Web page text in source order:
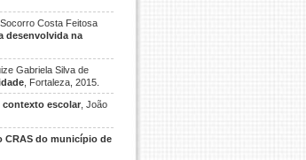
Costa Feitosa
desenvolvida na
Gabriela Silva de
, Fortaleza, 2015.
contexto escolar , João
CRAS do município de